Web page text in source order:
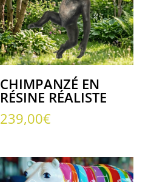
CHIMPANZÉ EN
RÉSINE RÉALISTE
239,00€